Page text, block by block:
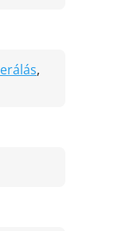
,